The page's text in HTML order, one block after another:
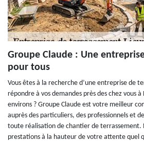
Groupe Claude : Une
pour tous
Vous êtes à la recherche d’une entreprise de
répondre à vos demandes près des chez vous à
environs ? Groupe Claude est votre meilleur
auprès des particuliers, des professionnels et
toute réalisation de chantier de terrassement.
prestations à la hauteur de votre attente quel